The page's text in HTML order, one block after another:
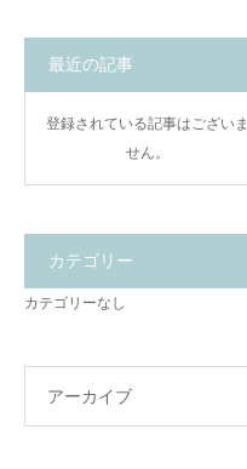
最近の記事
登録されている記事はございま
せん。
カテゴリー
カテゴリーなし
アーカイブ